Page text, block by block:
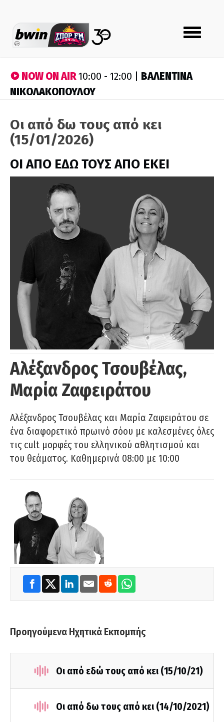
Toggle
navigation
NOW ON AIR10:00 - 12:00 | ΒΑΛΕΝΤΙΝΑ
ΝΙΚΟΛΑΚΟΠΟΥΛΟΥ
Οι από δω τους από κει
(15/01/2026)
ΟΙ ΑΠΟ ΕΔΩ ΤΟΥΣ ΑΠΟ ΕΚΕΙ
Αλέξανδρος Τσουβέλας,
Μαρία Ζαφειράτου
Αλέξανδρος Τσουβέλας και Μαρία Ζαφειράτου σε
ένα διαφορετικό πρωινό σόου με καλεσμένες όλες
τις cult μορφές του ελληνικού αθλητισμού και
του θεάματος. Καθημερινά 08:00 με 10:00
Προηγούμενα Ηχητικά Εκπομπής
Οι από εδώ τους από κει (15/10/21)
Οι από δω τους από κει (14/10/2021)